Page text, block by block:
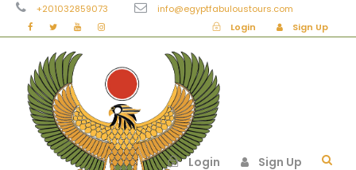
+201032859073
info@egyptfabuloustours.com
Login
Sign Up
Login Sign Up